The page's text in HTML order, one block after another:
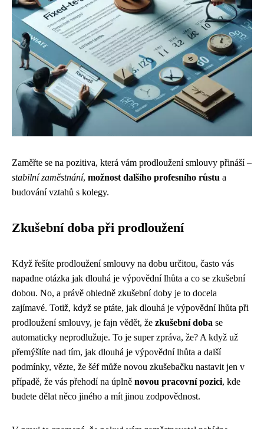
Zaměřte se na pozitiva, která vám prodloužení smlouvy přináší –
stabilní zaměstnání, možnost dalšího profesního růstu a
budování vztahů s kolegy.
Zkušební doba při prodloužení
Když řešíte prodloužení smlouvy na dobu určitou, často vás
napadne otázka jak dlouhá je výpovědní lhůta a co se zkušební
dobou. No, a právě ohledně zkušební doby je to docela
zajímavé. Totiž, když se ptáte, jak dlouhá je výpovědní lhůta při
prodloužení smlouvy, je fajn vědět, že zkušební doba se
automaticky neprodlužuje. To je super zpráva, že? A když už
přemýšlíte nad tím, jak dlouhá je výpovědní lhůta a další
podmínky, vězte, že šéf může novou zkušebačku nastavit jen v
případě, že vás přehodí na úplně novou pracovní pozici, kde
budete dělat něco jiného a mít jinou zodpovědnost.